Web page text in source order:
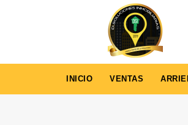
INICIO VENTAS